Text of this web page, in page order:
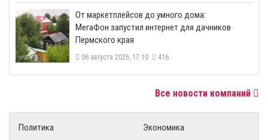
От маркетплейсов до умного дома:
МегаФон запустил интернет для дачников
Пермского края
06 августа 2026, 17:10 416
Все новости компаний
Политика
Экономика